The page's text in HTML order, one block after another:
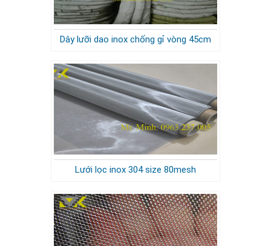
Dây lưỡi dao inox chống gỉ vòng 45cm
Lưới lọc inox 304 size 80mesh